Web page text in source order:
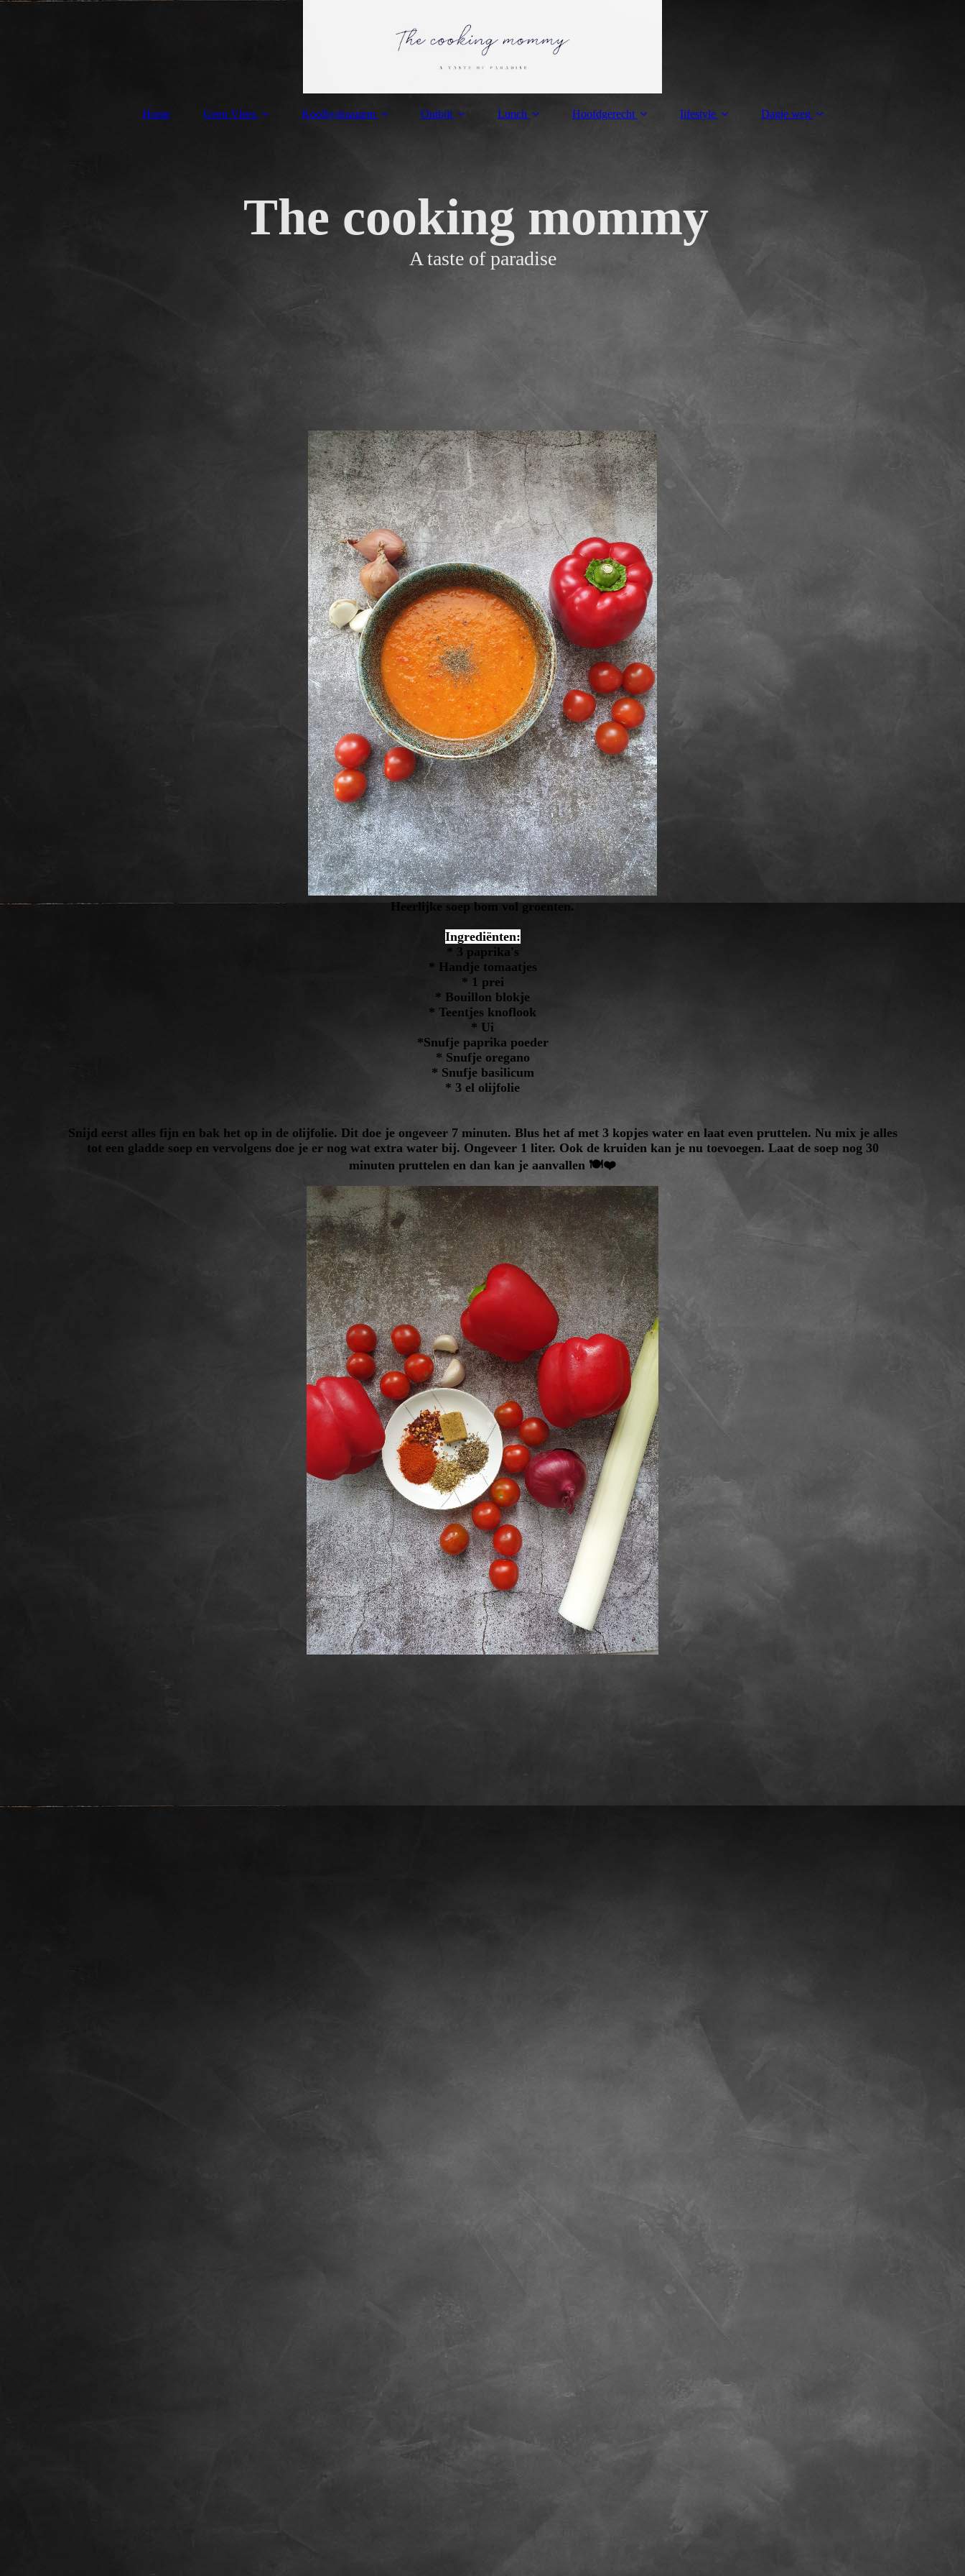
Home Geen Vlees Koolhydraatarm Ontbijt Lunch Hoofdgerecht Iifestyle Dagje weg
The cooking mommy
A taste of paradise
Heerlijke soep bom vol groenten.
Ingrediënten:
* 3 paprika's
* Handje tomaatjes
* 1 prei
* Bouillon blokje
* Teentjes knoflook
* Ui
*Snufje paprika poeder
* Snufje oregano
* Snufje basilicum
* 3 el olijfolie
Snijd eerst alles fijn en bak het op in de olijfolie. Dit doe je ongeveer 7 minuten. Blus het af met 3 kopjes water en laat even pruttelen. Nu mix je alles
tot een gladde soep en vervolgens doe je er nog wat extra water bij. Ongeveer 1 liter. Ook de kruiden kan je nu toevoegen. Laat de soep nog 30
minuten pruttelen en dan kan je aanvallen 🍽❤